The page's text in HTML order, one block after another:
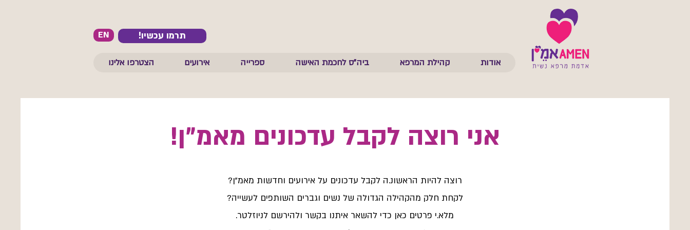
EN !תרמו עכשיו
אודות קהילת המרפא ביה"ס לחכמת האישה ספרייה אירועים הצטרפו אלינו
אני רוצה לקבל עדכונים מאמ"ן!
רוצה להיות הראשונ.ה לקבל עדכונים על אירועים וחדשות מאמ"ן?
לקחת חלק מהקהילה הגדולה של נשים וגברים השותפים לעשייה?
מלא.י פרטים כאן כדי להשאר איתנו בקשר ולהירשם לניוזלטר.